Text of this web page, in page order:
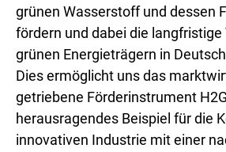
grünen Wasserstoff und dessen
fördern und dabei die
grünen Energieträgern in
Dies ermöglicht uns das
getriebene Förderinstrument
herausragendes Beispiel für die
innovativen Industrie mit einer